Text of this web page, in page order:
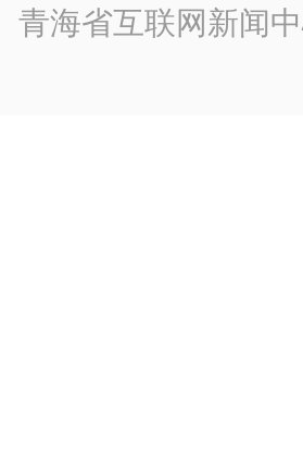
青海省互联网新闻